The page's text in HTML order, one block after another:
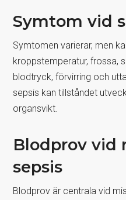
Symtom vid
Symtomen varierar, men
kroppstemperatur, frossa,
blodtryck, förvirring och
sepsis kan tillståndet
organsvikt.
Blodprov vid
sepsis
Blodprov är centrala vid